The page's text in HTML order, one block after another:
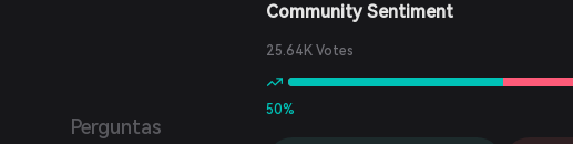
Perguntas
Community Sentiment
25.64K Votes
50%